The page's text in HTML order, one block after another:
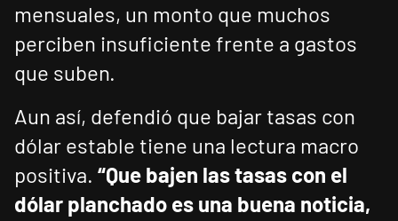
mensuales, un monto que muchos
perciben insuficiente frente a gastos
que suben.
Aun así, defendió que bajar tasas con
dólar estable tiene una lectura macro
positiva. “Que bajen las tasas con el
dólar planchado es una buena noticia,